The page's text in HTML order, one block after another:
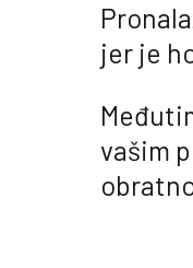
jer je
vašim